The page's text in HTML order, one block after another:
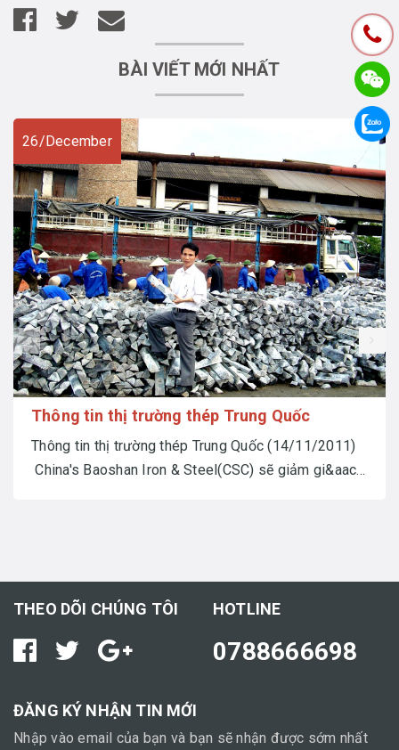
BÀI VIẾT MỚI NHẤT
26/December
Thông tin thị trường thép Trung Quốc
Thông tin thị trường thép Trung Quốc (14/11/2011)
China's Baoshan Iron & Steel(CSC) sẽ giảm gi&aac...
prev
THEO DÕI CHÚNG TÔI HOTLINE
0788666698
ĐĂNG KÝ NHẬN TIN MỚI
Nhập vào email của bạn và bạn sẽ nhận được sớm nhất